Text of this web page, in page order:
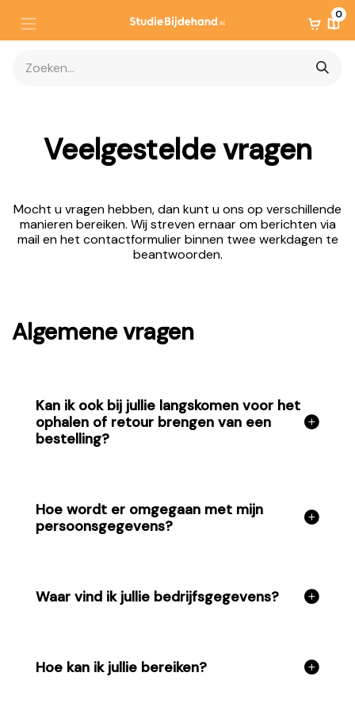
0
Veelgestelde vragen
Mocht u vragen hebben, dan kunt u ons op verschillende
manieren bereiken. Wij streven ernaar om berichten via
mail en het contactformulier binnen twee werkdagen te
beantwoorden.
Algemene vragen
Kan ik ook bij jullie langskomen voor het
ophalen of retour brengen van een
bestelling?
Hoe wordt er omgegaan met mijn
persoonsgegevens?
Waar vind ik jullie bedrijfsgegevens?
Hoe kan ik jullie bereiken?